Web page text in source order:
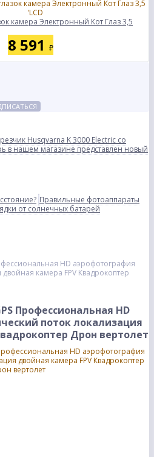
камера Электронный Кот Глаз 3,5
8 591 ₽
Husqvarna K 3000 Electric со
в нашем магазине представлен новый
Правильные фотоаппараты
от солнечных батарей
HD аэрофотография
камера FPV Квадрокоптер
Профессиональная HD
поток локализация
Дрон вертолет